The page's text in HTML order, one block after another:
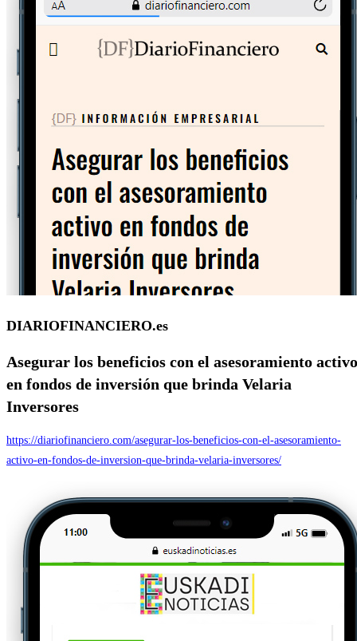
DIARIOFINANCIERO.es
Asegurar los beneficios con el asesoramiento activo
en fondos de inversión que brinda Velaria
Inversores
https://diariofinanciero.com/asegurar-los-beneficios-con-el-asesoramiento-
activo-en-fondos-de-inversion-que-brinda-velaria-inversores/